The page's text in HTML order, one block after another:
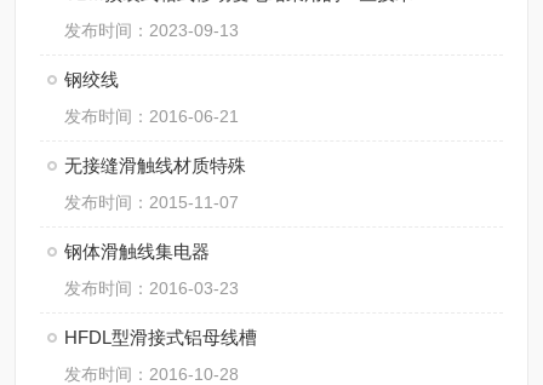
发布时间：2023-09-13
钢绞线
发布时间：2016-06-21
无接缝滑触线材质特殊
发布时间：2015-11-07
钢体滑触线集电器
发布时间：2016-03-23
HFDL型滑接式铝母线槽
发布时间：2016-10-28